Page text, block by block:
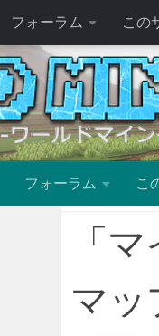
フォーラム この
フォーラム こ
「
マ